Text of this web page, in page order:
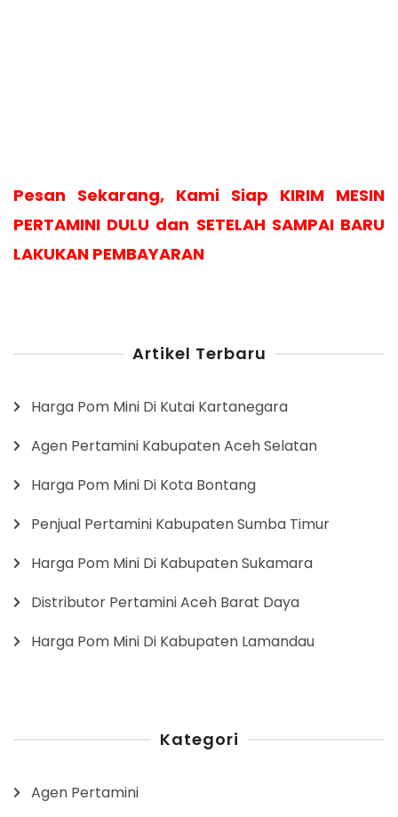
Pesan Sekarang, Kami Siap KIRIM MESIN
PERTAMINI DULU dan SETELAH SAMPAI BARU
LAKUKAN PEMBAYARAN
Artikel Terbaru
Harga Pom Mini Di Kutai Kartanegara
Agen Pertamini Kabupaten Aceh Selatan
Harga Pom Mini Di Kota Bontang
Penjual Pertamini Kabupaten Sumba Timur
Harga Pom Mini Di Kabupaten Sukamara
Distributor Pertamini Aceh Barat Daya
Harga Pom Mini Di Kabupaten Lamandau
Kategori
Agen Pertamini